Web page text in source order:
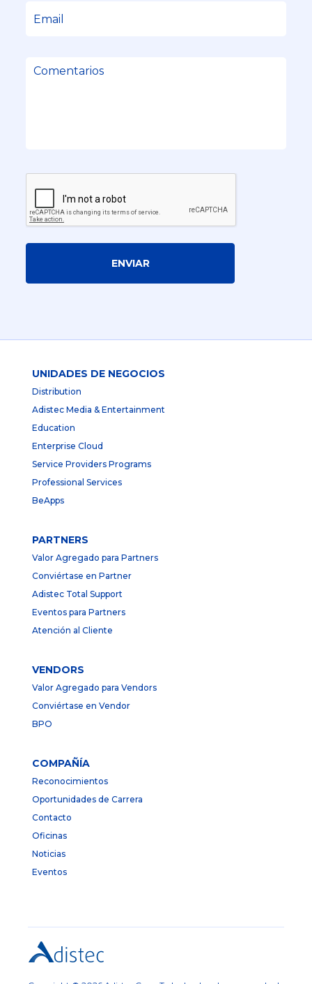
ENVIAR
UNIDADES DE NEGOCIOS
Distribution
Adistec Media & Entertainment
Education
Enterprise Cloud
Service Providers Programs
Professional Services
BeApps
PARTNERS
Valor Agregado para Partners
Conviértase en Partner
Adistec Total Support
Eventos para Partners
Atención al Cliente
VENDORS
Valor Agregado para Vendors
Conviértase en Vendor
BPO
COMPAÑÍA
Reconocimientos
Oportunidades de Carrera
Contacto
Oficinas
Noticias
Eventos